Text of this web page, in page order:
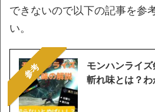
できないので以下の記事を参
い。
参考
モンハンライ
斬れ味とは？